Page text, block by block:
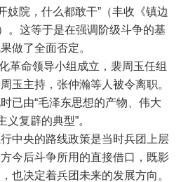
妓院，什么都敢干”（丰收《镇边
。这等于是在强调阶级斗争的基
做了全面否定。
革命领导小组成立，裴周玉任组
玉主持，张仲瀚等人被令离职。
已由“毛泽东思想的产物、伟大
义复辟的典型”。
中央的路线政策是当时兵团上层
今后斗争所用的直接借口，既影
也决定着兵团未来的发展方向。